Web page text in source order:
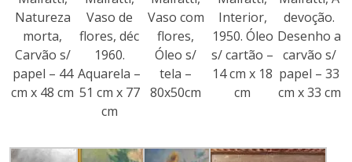
Natureza
morta,
Carvão s/
papel – 44
cm x 48 cm
Vaso de
flores, déc
1960.
Aquarela –
51 cm x 77
cm
Vaso com
flores,
Óleo s/
tela –
80x50cm
Interior,
1950. Óleo
s/ cartão –
14 cm x 18
cm
devoção.
Desenho a
carvão s/
papel – 33
cm x 33 cm